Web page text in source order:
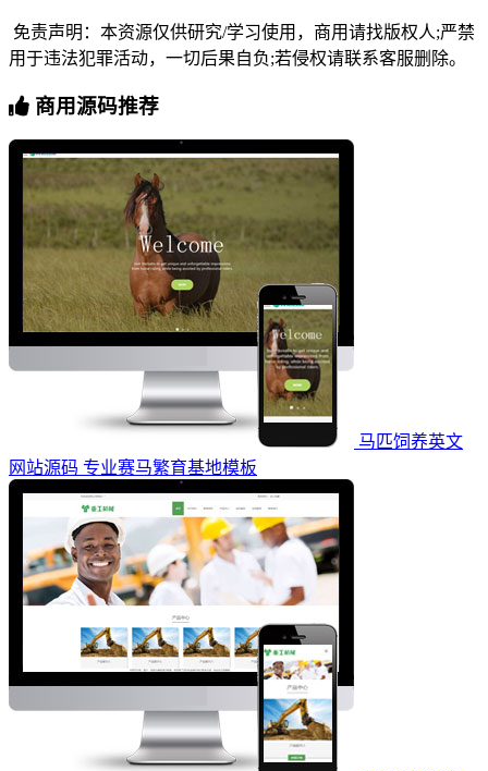
免责声明：本资源仅供研究/学习使用，商用请找版权人;严禁
用于违法犯罪活动，一切后果自负;若侵权请联系客服删除。
商用源码推荐
马匹饲养英文
网站源码 专业赛马繁育基地模板